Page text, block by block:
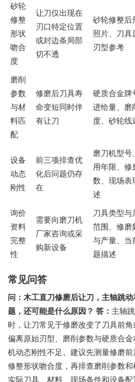
砂轮
修整
形状
吻合
度
让刀仅出现在
刃口特定位置
或封边条局部
切不透
砂轮修整后
照片、刀具
刃型参考
磨削
参数
与材
料匹
配
修磨后刀具寿
命变短同时伴
有让刀
硬质合金牌
进给量、磨
度、砂轮线
设备
动态
刚性
前三项排查优
化后问题仍存
在
磨刀机型号
用年限、修
数、现场表
述
询价
资料
完整
性
需要向磨刀机
厂家咨询或采
购新设备
刀具类型与
范围、修磨
与产量、当
题描述
常见问答
问：木工直刀修磨后让刀，主轴跳
题，还可能是什么原因？ 答： 主轴
时，让刀常见于修磨改变了刀具前
偏离原始刃型、磨削参数与硬质合
机动态刚性不足。建议先测量修磨
修整形状吻合度，再排查磨削参数
实际刀具、材料、现场条件和设备配